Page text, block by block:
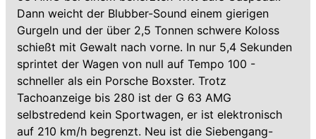
Dann weicht der Blubber-Sound einem gierigen
Gurgeln und der über 2,5 Tonnen schwere Koloss
schießt mit Gewalt nach vorne. In nur 5,4 Sekunden
sprintet der Wagen von null auf Tempo 100 -
schneller als ein Porsche Boxster. Trotz
Tachoanzeige bis 280 ist der G 63 AMG
selbstredend kein Sportwagen, er ist elektronisch
auf 210 km/h begrenzt. Neu ist die Siebengang-